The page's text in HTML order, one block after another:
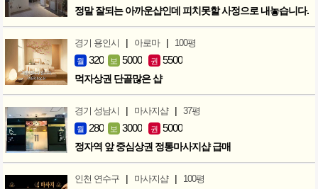
정말 잘되는 아까운샵인데 피치못할 사정으로 내놓습니다.
경기 용인시 | 아로마 | 100평
월 320 보 5000 권 5500
먹자상권 단골많은 샵
경기 성남시 | 마사지샵 | 37평
월 280 보 3000 권 5000
정자역 앞 중심상권 정통마사지샵 급매
인천 연수구 | 마사지샵 | 100평